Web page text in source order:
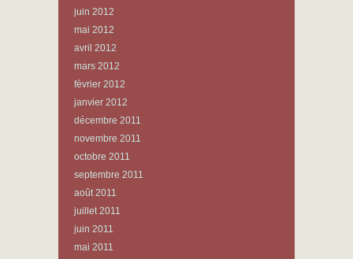
juin 2012
mai 2012
avril 2012
mars 2012
février 2012
janvier 2012
décembre 2011
novembre 2011
octobre 2011
septembre 2011
août 2011
juillet 2011
juin 2011
mai 2011